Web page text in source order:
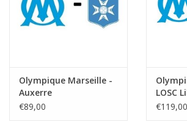
Olympique Marseille -
Auxerre
€89,00
LOSC
€119,00